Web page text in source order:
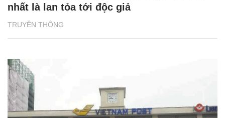
TRUYỀN THÔNG
nhất là lan tỏa tới độc giả